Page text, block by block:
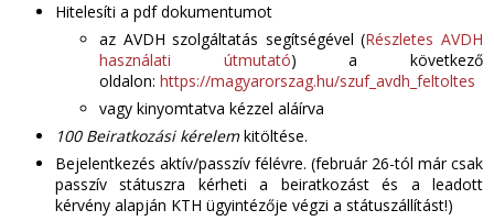
Hitelesíti a pdf dokumentumot
az AVDH szolgáltatás segítségével (Részletes AVDH
használati útmutató) a következő
oldalon: https://magyarorszag.hu/szuf_avdh_feltoltes
vagy kinyomtatva kézzel aláírva
100 Beiratkozási kérelemkitöltése.
Bejelentkezés aktív/passzív félévre. (február 26-tól már csak
passzív státuszra kérheti a beiratkozást és a leadott
kérvény alapján KTH ügyintézője végzi a státuszállítást!)